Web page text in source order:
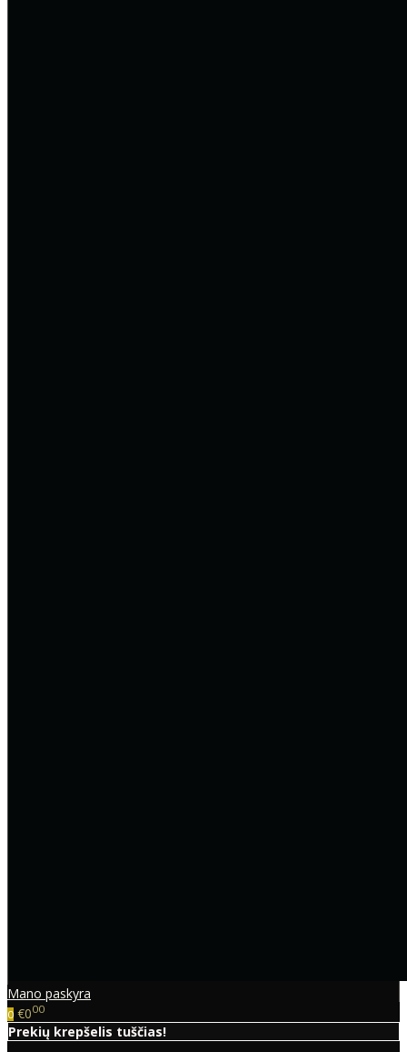
Mano paskyra
0 €000
Prekių krepšelis tuščias!